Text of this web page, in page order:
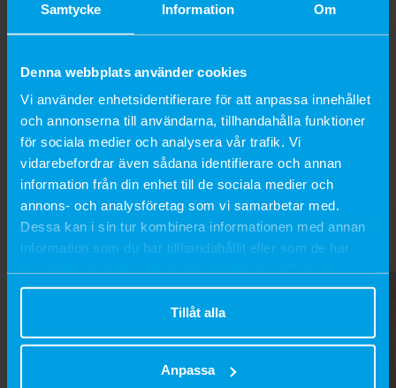
Samtycke Information Om
Denna webbplats använder cookies
Vi använder enhetsidentifierare för att anpassa innehållet
och annonserna till användarna, tillhandahålla funktioner
för sociala medier och analysera vår trafik. Vi
vidarebefordrar även sådana identifierare och annan
information från din enhet till de sociala medier och
annons- och analysföretag som vi samarbetar med.
Dessa kan i sin tur kombinera informationen med annan
information som du har tillhandahållit eller som de har
närsomhelst ändra ditt samtycke.
Tillåt alla
Anpassa
the information printed directly on the tape, the horse’s weight
is read quickly and easily.
The tape ranges from 37 to 603 kg, or 50 to 232 cm, making it
Populära produkter